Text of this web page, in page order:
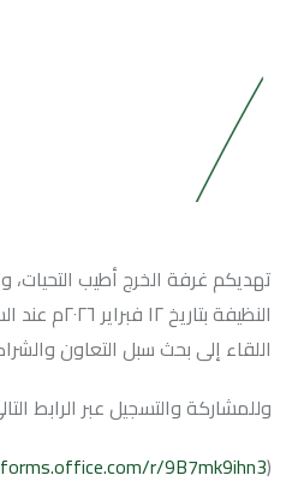
تهديكم غرفة الخرج أطيب التحيات،
النظيفة
اللقاء إلى بحث سبل التعاون
وللمشاركة والتسجيل عبر الرابط
(
r/9B7mk9ihn3